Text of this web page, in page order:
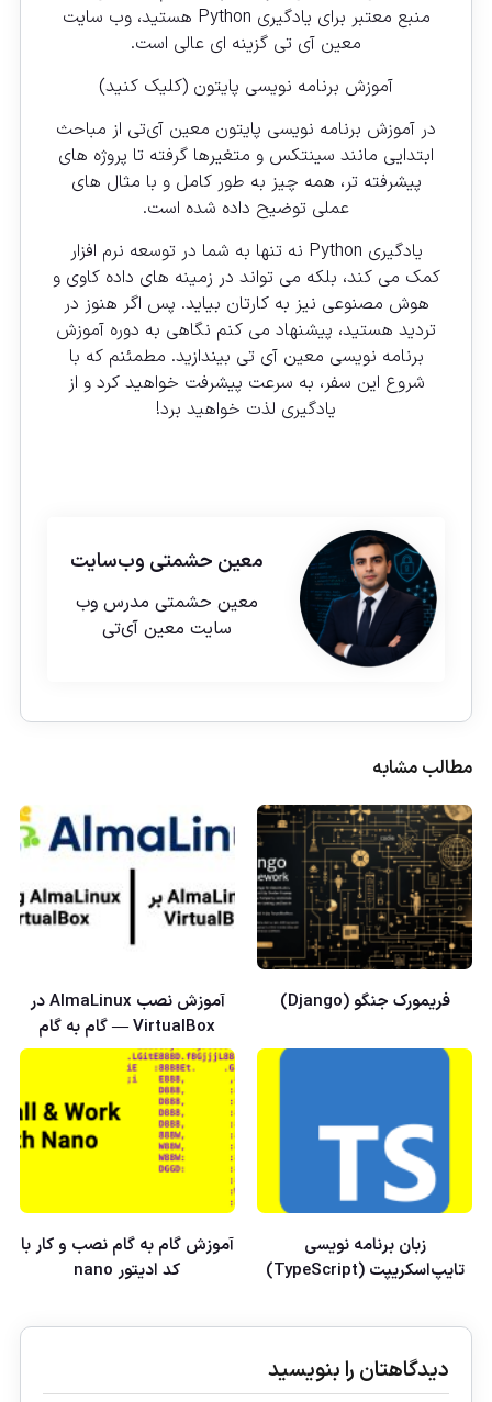
منبع معتبر برای یادگیری Python هستید، وب سایت
معین آی تی گزینه ای عالی است.
آموزش برنامه نویسی پایتون (کلیک کنید)
در آموزش برنامه نویسی پایتون معین آی‌تی از مباحث
ابتدایی مانند سینتکس و متغیرها گرفته تا پروژه های
پیشرفته تر، همه چیز به طور کامل و با مثال های
عملی توضیح داده شده است.
یادگیری Python نه تنها به شما در توسعه نرم افزار
کمک می کند، بلکه می تواند در زمینه های داده کاوی و
هوش مصنوعی نیز به کارتان بیاید. پس اگر هنوز در
تردید هستید، پیشنهاد می کنم نگاهی به دوره آموزش
برنامه نویسی معین آی تی بیندازید. مطمئنم که با
شروع این سفر، به سرعت پیشرفت خواهید کرد و از
یادگیری لذت خواهید برد!
معین حشمتی وب‌سایت
معین حشمتی مدرس وب
سایت معین آی‌تی
مطالب مشابه
فریمورک جنگو (Django)
آموزش نصب AlmaLinux در
VirtualBox — گام به گام
زبان برنامه نویسی
تایپ‌اسکریپت (TypeScript)
آموزش گام به گام نصب و کار با
کد ادیتور nano
دیدگاهتان را بنویسید